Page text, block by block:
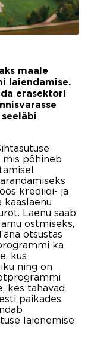
maale
laiendamise.
erasektori
põhineb
krediidi- ja
kaaslaenu
Laenu saab
ostmiseks,
otsustas
ka
kus
ning on
kes tahavad
paikades,
laienemise